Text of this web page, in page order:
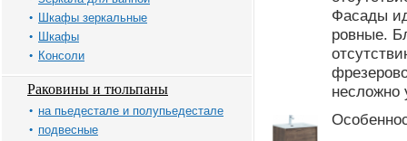
Шкафы зеркальные
Шкафы
Консоли
Раковины и тюльпаны
на пьедестале и полупьедестале
подвесные
Фасады
ровные.
несложно